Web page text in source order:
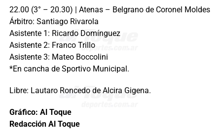
22.00 (3° – 20.30) | Atenas – Belgrano de Coronel Moldes
Árbitro: Santiago Rivarola
Asistente 1: Ricardo Domínguez
Asistente 2: Franco Trillo
Asistente 3: Mateo Boccolini
*En cancha de Sportivo Municipal.
Libre: Lautaro Roncedo de Alcira Gigena.
Gráfico: Al Toque
Redacción Al Toque